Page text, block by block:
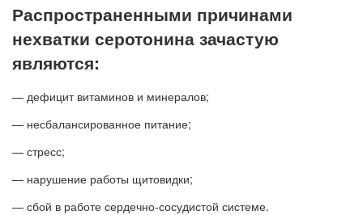
Распространенными причинами
нехватки серотонина зачастую
являются:
— дефицит витаминов и минералов;
— несбалансированное питание;
— стресс;
— нарушение работы щитовидки;
— сбой в работе сердечно-сосудистой системе.